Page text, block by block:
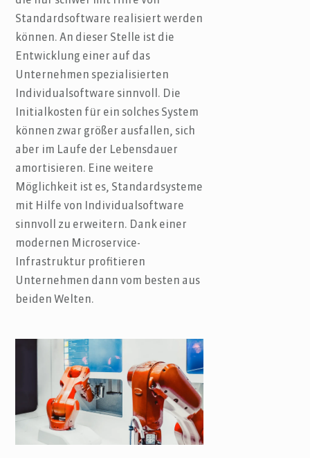
Standardsoftware realisiert werden
können. An dieser Stelle ist die
Entwicklung einer auf das
Unternehmen spezialisierten
Individualsoftware sinnvoll. Die
Initialkosten für ein solches System
können zwar größer ausfallen, sich
aber im Laufe der Lebensdauer
amortisieren. Eine weitere
Möglichkeit ist es, Standardsysteme
mit Hilfe von Individualsoftware
sinnvoll zu erweitern. Dank einer
modernen Microservice-
Infrastruktur profitieren
Unternehmen dann vom besten aus
beiden Welten.